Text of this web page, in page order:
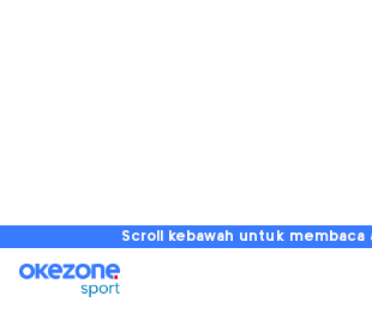
Scroll kebawah untuk membaca